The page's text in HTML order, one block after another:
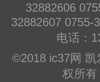
开发及试产服务
进新的产品和新
最新的元器件数
器件的有效信息
32882606
32882607 0755-
电话：
©2018 ic37网 凯
权所有